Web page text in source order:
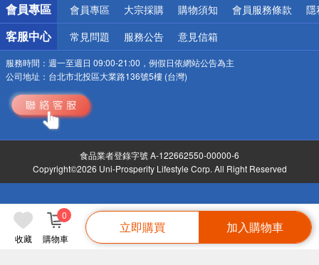
收藏 購物車
0
立即購買 加入購物車
會員專區 會員專區 大宗採購 購物須知 會員服務條款 隱
客服中心 常見問題 服務公告 意見信箱
服務時間： 週一至週日 09:00-21:00，例假日依網站公告為主
公司地址： 台北市北投區大業路136號5樓 (台灣)
食品業者登錄字號 A-122662550-00000-6
Copyright©2026 Uni-Prosperity Lifestyle Corp. All Right Reserved